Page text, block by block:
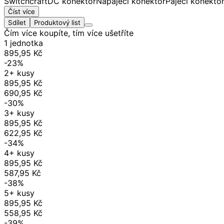
Číst více
Sdílet
Produktový list
Čím více koupíte, tím více ušetříte
1 jednotka
895,95 Kč
-23%
2+ kusy
895,95 Kč
690,95 Kč
-30%
3+ kusy
895,95 Kč
622,95 Kč
-34%
4+ kusy
895,95 Kč
587,95 Kč
-38%
5+ kusy
895,95 Kč
558,95 Kč